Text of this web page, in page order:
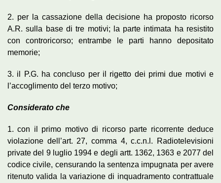
2. per la cassazione della decisione ha proposto ricorso
A.R. sulla base di tre motivi; la parte intimata ha resistito
con controricorso; entrambe le parti hanno depositato
memorie;
3. il P.G. ha concluso per il rigetto dei primi due motivi e
l’accoglimento del terzo motivo;
Considerato che
1. con il primo motivo di ricorso parte ricorrente deduce
violazione dell’art. 27, comma 4, c.c.n.l. Radiotelevisioni
private del 9 luglio 1994 e degli artt. 1362, 1363 e 2077 del
codice civile, censurando la sentenza impugnata per avere
ritenuto valida la variazione di inquadramento contrattuale